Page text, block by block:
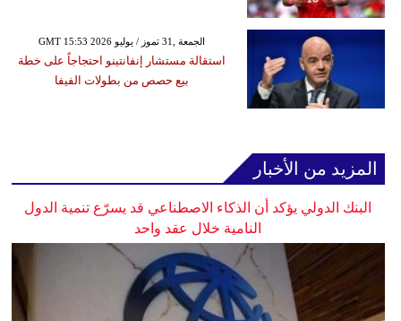
GMT 15:53 2026 الجمعة ,31 تموز / يوليو
استقالة مستشار إنفانتينو احتجاجاً على خطة
بيع حصص من بطولات الفيفا
المزيد من الأخبار
البنك الدولي يؤكد أن الذكاء الاصطناعي قد يسرّع تنمية الدول
النامية خلال عقد واحد